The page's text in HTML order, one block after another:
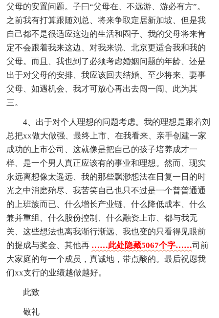
父母的安置问题。子曰“父母在、不远游、游必有方”。
之前我有打算跟随刘总、将来争取定居新加坡、但是我
自己都不是很适应这边的生活和圈子、我的父母将来肯
定不会跟着我来这边、对我来说、北京更适合我和我的
父母。而且、我也到了必须考虑婚姻问题的年龄、还是
出于对父母的安排、我应该回去结婚、至少将来、妻事
父母、如遇机会、我才可放心再出去闯一闯、此为其
三。
4、出于对个人理想的问题考虑。我的理想是跟着刘
总把xx做大做强、最终上市、在我看来、亲手创建一家
成功的上市公司、这就像是把自己的孩子培养成才一
样、是一个男人真正应该有的事业和理想。然而、现实
永远离想像太遥远、我的那些飘渺想法在日复一日的时
光之中消磨殆尽、我苦笑自己也只不过是一个普普通通
的上班族而已、什么增长产业链、什么降低成本、什么
兼并重组、什么股份控制、什么融资上市、都与我无
关、这些想法也离我渐行渐远、我也变的只看得见眼前
的提成与奖金、其他再 ……此处隐藏5067个字……司前
大家庭的每一个成员，真诚地，带点酸的。最后祝愿我
们xx支行的业绩越做越好。
此致
敬礼